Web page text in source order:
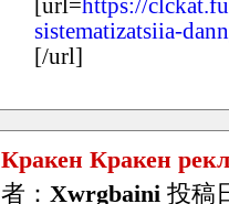
[url=https://
sistematizatsiia-
[/url]
Кракен Кракен
者： Xwrgbaini 投稿